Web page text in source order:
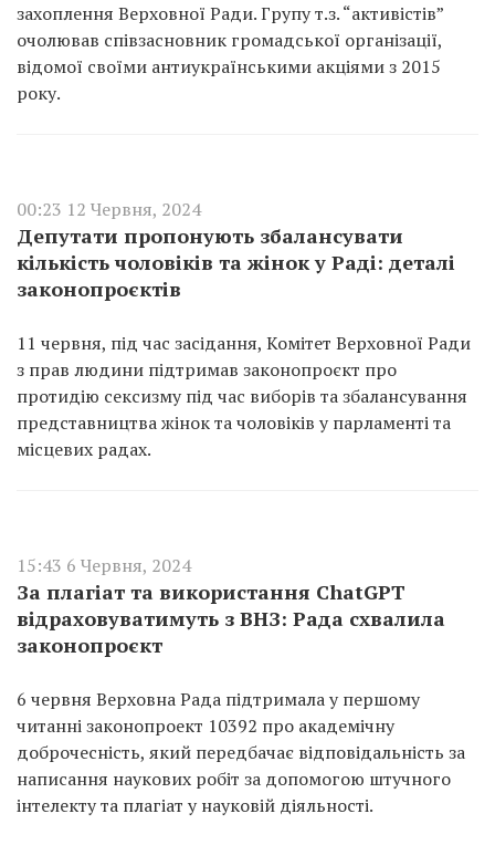
захоплення Верховної Ради. Групу т.з. “активістів”
очолював співзасновник громадської організації,
відомої своїми антиукраїнськими акціями з 2015
року.
00:23 12 Червня, 2024
Депутати пропонують збалансувати
кількість чоловіків та жінок у Раді: деталі
законопроєктів
11 червня, під час засідання, Комітет Верховної Ради
з прав людини підтримав законопроєкт про
протидію сексизму під час виборів та збалансування
представництва жінок та чоловіків у парламенті та
місцевих радах.
15:43 6 Червня, 2024
За плагіат та використання ChatGPT
відраховуватимуть з ВНЗ: Рада схвалила
законопроєкт
6 червня Верховна Рада підтримала у першому
читанні законопроект 10392 про академічну
доброчесність, який передбачає відповідальність за
написання наукових робіт за допомогою штучного
інтелекту та плагіат у науковій діяльності.